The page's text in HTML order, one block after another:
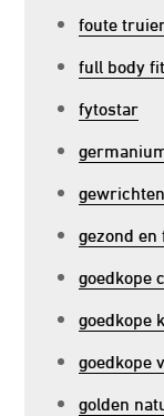
foute
full body
fytostar
gewrichten
gezond en
goedkope
goedkope
goedkope
golden